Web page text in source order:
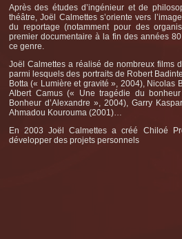
Après des études d’ingénieur et de
théâtre, Joël Calmettes s’oriente vers
du reportage (notamment pour des
premier documentaire à la fin des années
ce genre.
Joël Calmettes a réalisé de nombreux films
parmi lesquels des portraits de Robert
Botta (« Lumière et gravité », 2004), Nicolas
Albert Camus (« Une tragédie du
Bonheur d’Alexandre », 2004), Garry
Ahmadou Kourouma (2001)…
En 2003 Joël Calmettes a créé Chiloé
développer des projets personnels